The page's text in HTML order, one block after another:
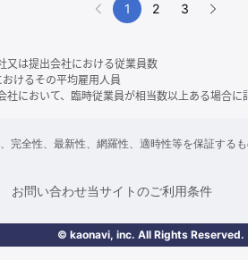
1 2 3
又は提出会社における従業員数
けるその平均雇用人員
において、臨時従業員が相当数以上ある場合に
完全性、最新性、網羅性、適時性等を保証する
お問い合わせ当サイトのご利用条件
© kaonavi, inc. All Rights Reserved.